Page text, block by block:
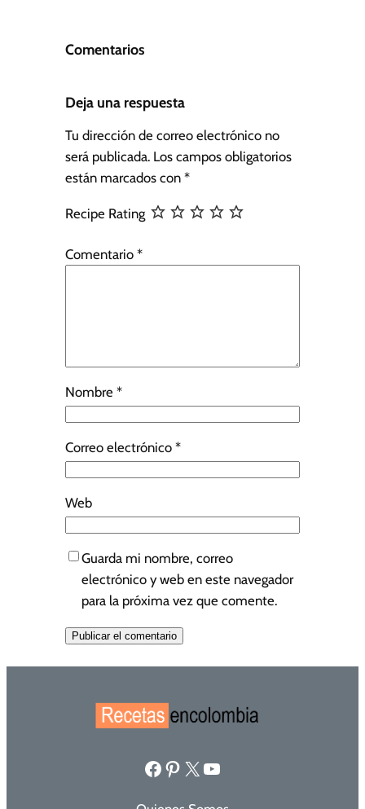
Comentarios
Deja una respuesta
Tu dirección de correo electrónico no
será publicada. Los campos obligatorios
están marcados con *
Recipe Rating
Comentario *
Nombre *
Correo electrónico *
Web
Guarda mi nombre, correo
electrónico y web en este navegador
para la próxima vez que comente.
Facebook Pinterest X YouTube